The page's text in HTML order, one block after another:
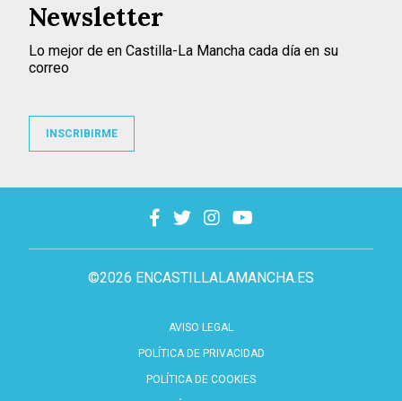
©2026 ENCASTILLALAMANCHA.ES
AVISO LEGAL
POLÍTICA DE PRIVACIDAD
POLÍTICA DE COOKIES
Newsletter
Lo mejor de en Castilla-La Mancha cada día en su
correo
INSCRIBIRME